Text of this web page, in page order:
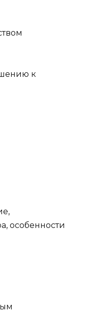
к
особенности